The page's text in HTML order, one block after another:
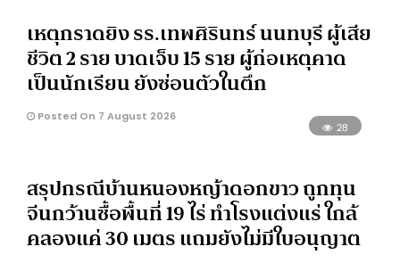
เหตุกราดยิง รร.เทพศิรินทร์ นนทบุรี ผู้เสีย
ชีวิต 2 ราย บาดเจ็บ 15 ราย ผู้ก่อเหตุคาด
เป็นนักเรียน ยังซ่อนตัวในตึก
Posted On 7 August 2026
28
สรุปกรณีบ้านหนองหญ้าดอกขาว ถูกทุน
จีนกว้านซื้อพื้นที่ 19 ไร่ ทำโรงแต่งแร่ ใกล้
คลองแค่ 30 เมตร แถมยังไม่มีใบอนุญาต